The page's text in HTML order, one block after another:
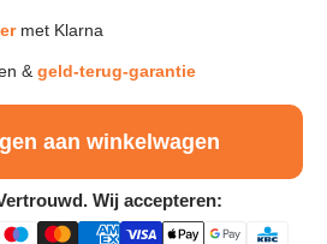
met Klarna
& geld-terug-garantie
aan winkelwagen
Wij accepteren: